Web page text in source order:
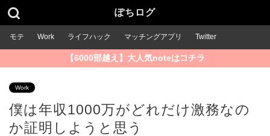
ぽちログ
モテ Work ライフハック マッチングアプリ Twitter
【6000部越え】大人気noteはコチラ
Work
僕は年収1000万がどれだけ激務なの
か証明しようと思う